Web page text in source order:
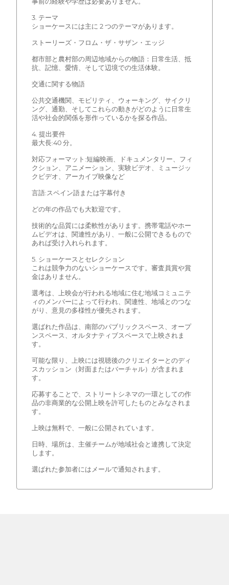
3. テーマ
ショーケースには主に 2 つのテーマがあります。
ストーリーズ・フロム・ザ・サザン・エッジ
都市部と農村部の周辺地域からの物語：日常生活、抵
抗、記憶、愛情、そして辺境での生活体験。
交通に関する物語
公共交通機関、モビリティ、ウォーキング、サイクリ
ング、通勤、そしてこれらの動きがどのように日常生
活や社会的関係を形作っているかを探る作品。
4. 提出要件
最大長:40 分。
対応フォーマット:短編映画、ドキュメンタリー、フィ
クション、アニメーション、実験ビデオ、ミュージッ
クビデオ、アーカイブ映像など
言語:スペイン語または字幕付き
どの年の作品でも大歓迎です。
技術的な品質には柔軟性があります。携帯電話やホー
ムビデオは、関連性があり、一般に公開できるもので
あれば受け入れられます。
5. ショーケースとセレクション
これは競争力のないショーケースです。審査員賞や賞
金はありません。
選考は、上映会が行われる地域に住む地域コミュニテ
ィのメンバーによって行われ、関連性、地域とのつな
がり、意見の多様性が優先されます。
選ばれた作品は、南部のパブリックスペース、オープ
ンスペース、オルタナティブスペースで上映されま
す。
可能な限り、上映には視聴後のクリエイターとのディ
スカッション（対面またはバーチャル）が含まれま
す。
応募することで、ストリートシネマの一環としての作
品の非商業的な公開上映を許可したものとみなされま
す。
上映は無料で、一般に公開されています。
日時、場所は、主催チームが地域社会と連携して決定
します。
選ばれた参加者にはメールで通知されます。